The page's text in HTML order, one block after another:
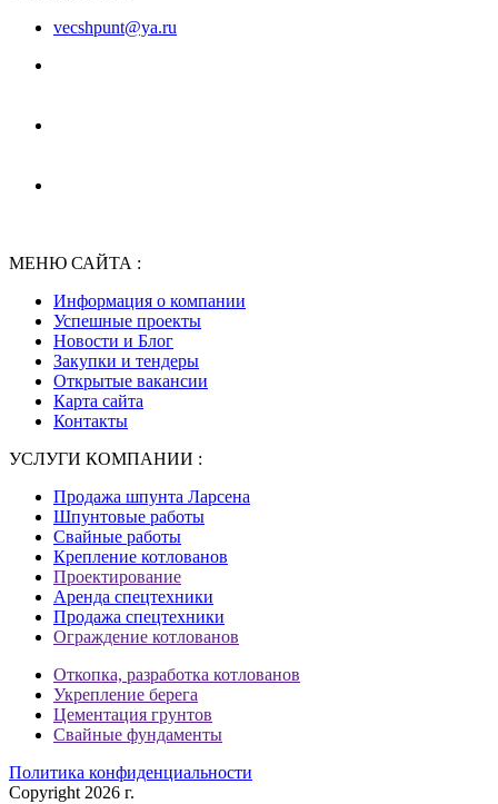
vecshpunt@ya.ru
МЕНЮ САЙТА :
Информация о компании
Успешные проекты
Новости и Блог
Закупки и тендеры
Открытые вакансии
Карта сайта
Контакты
УСЛУГИ КОМПАНИИ :
Продажа шпунта Ларсена
Шпунтовые работы
Свайные работы
Крепление котлованов
Проектирование
Аренда спецтехники
Продажа спецтехники
Ограждение котлованов
Откопка, разработка котлованов
Укрепление берега
Цементация грунтов
Свайные фундаменты
Политика конфиденциальности
Copyright 2026 г.